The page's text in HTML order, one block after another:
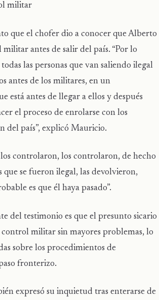
militar
que el chofer dio a conocer que Alberto
antes de salir del país. “Por lo
las personas que van saliendo ilegal
antes de los militares, en un
está antes de llegar a ellos y después
el proceso de enrolarse con los
del país”, explicó Mauricio.
los controlaron, los controlaron, de hecho
que se fueron ilegal, las devolvieron,
es que él haya pasado”.
del testimonio es que el presunto sicario
militar sin mayores problemas, lo
sobre los procedimientos de
fronterizo.
expresó su inquietud tras enterarse de